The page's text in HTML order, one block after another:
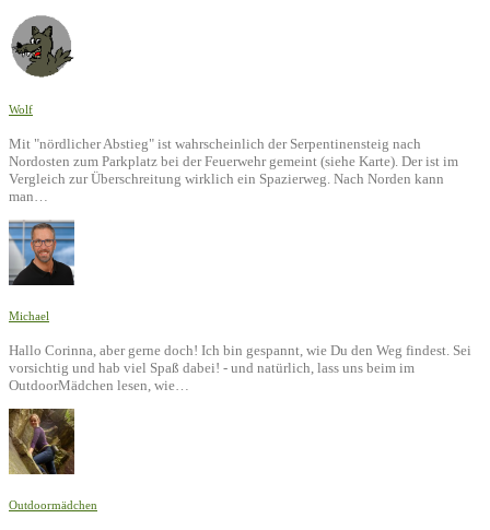
Wolf
Mit "nördlicher Abstieg" ist wahrscheinlich der Serpentinensteig nach
Nordosten zum Parkplatz bei der Feuerwehr gemeint (siehe Karte). Der ist im
Vergleich zur Überschreitung wirklich ein Spazierweg. Nach Norden kann
man…
Michael
Hallo Corinna, aber gerne doch! Ich bin gespannt, wie Du den Weg findest. Sei
vorsichtig und hab viel Spaß dabei! - und natürlich, lass uns beim im
OutdoorMädchen lesen, wie…
Outdoormädchen